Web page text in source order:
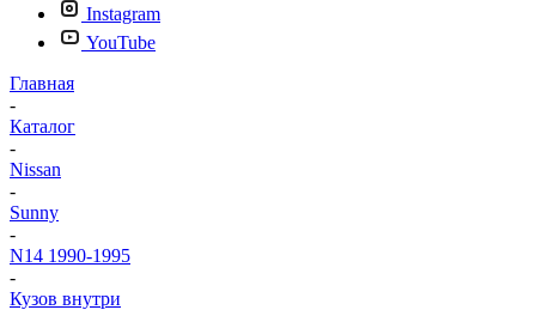
Instagram
YouTube
Главная
-
Каталог
-
Nissan
-
Sunny
-
N14 1990-1995
-
Кузов внутри